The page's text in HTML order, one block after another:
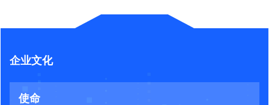
企业文化
使命